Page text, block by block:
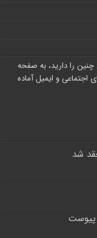
چنین را دارید، به صفحه
اجتماعی و ایمیل آماده
پیوست